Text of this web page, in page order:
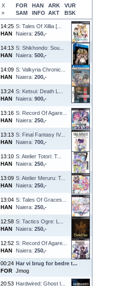
X FOR HAN ARK
VUR
»
SAM INFO AKT BSK
14:25
HAN
S: Tales Of Xillia [...
Naiera: 250,-
14:13
HAN
S: Shikhondo: Sou...
Naiera: 500,-
14:09
HAN
S: Valkyria Chronic...
Naiera: 200,-
13:24
HAN
S: Ketsui: Death L...
Naiera: 900,-
13:16
HAN
S: Record Of Agare...
Naiera: 250,-
13:13
HAN
S: Final Fantasy IV...
Naiera: 700,-
13:10
HAN
S: Atelier Totori: T...
Naiera: 250,-
13:09
HAN
S: Atelier Meruru: T...
Naiera: 250,-
13:04
HAN
S: Tales Of Graces...
Naiera: 250,-
12:58
HAN
S: Tactics Ogre: L...
Naiera: 250,-
12:52
HAN
S: Record Of Agare...
Naiera: 250,-
00:24
FOR
Har vi brug for bedre t...
Jmog
20:53 Hardwired: Ghost I...